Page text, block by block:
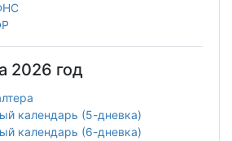
2026 год
календарь (5-дневка)
календарь (6-дневка)